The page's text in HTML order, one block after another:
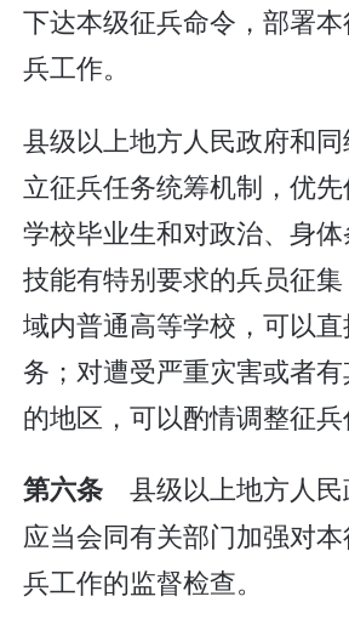
下达本级征兵命令，部署
兵工作。
县级以上地方人民政府和
立征兵任务统筹机制，优
学校毕业生和对政治、身
技能有特别要求的兵员征
域内普通高等学校，可以
务；对遭受严重灾害或者
的地区，可以酌情调整征兵
第六条 县级以上地方人
应当会同有关部门加强对
兵工作的监督检查。